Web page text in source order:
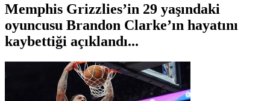
Memphis Grizzlies’in 29 yaşındaki
oyuncusu Brandon Clarke’ın hayatını
kaybettiği açıklandı...